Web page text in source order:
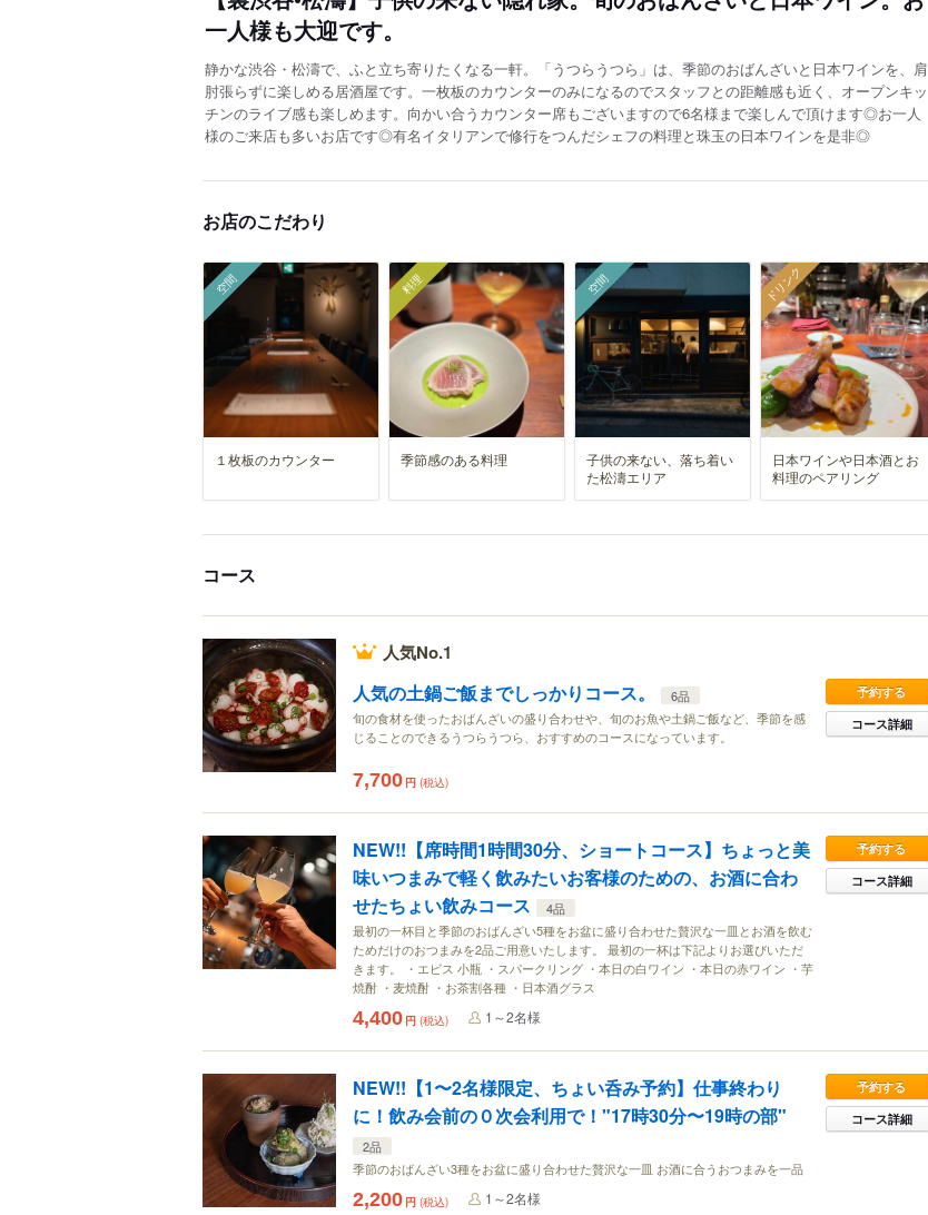
一人様も大迎です。
静かな渋谷・松濤で、ふと立ち寄りたくなる一軒。「うつらうつら」は、季節のおばんざいと日本ワインを、肩
肘張らずに楽しめる居酒屋です。一枚板のカウンターのみになるのでスタッフとの距離感も近く、オープンキッ
チンのライブ感も楽しめます。向かい合うカウンター席もございますので6名様まで楽しんで頂けます◎お一人
様のご来店も多いお店です◎有名イタリアンで修行をつんだシェフの料理と珠玉の日本ワインを是非◎
お店のこだわり
空間
１枚板のカウンター
料理
季節感のある料理
空間
子供の来ない、落ち着い
た松濤エリア
ドリンク
日本ワインや日本酒とお
料理のペアリング
コース
人気No.1
人気の土鍋ご飯までしっかりコース。
6品
旬の食材を使ったおばんざいの盛り合わせや、旬のお魚や土鍋ご飯など、季節を感
じることのできるうつらうつら、おすすめのコースになっています。
予約する
コース詳細
7,700 円 (税込)
NEW!!【席時間1時間30分、ショートコース】ちょっと美
味いつまみで軽く飲みたいお客様のための、お酒に合わ
せたちょい飲みコース
4品
最初の一杯目と季節のおばんざい5種をお盆に盛り合わせた贅沢な一皿とお酒を飲む
ためだけのおつまみを2品ご用意いたします。 最初の一杯は下記よりお選びいただ
きます。 ・エビス 小瓶 ・スパークリング ・本日の白ワイン ・本日の赤ワイン ・芋
焼酎 ・麦焼酎 ・お茶割各種 ・日本酒グラス
予約する
コース詳細
4,400 円 (税込) 1～2名様
NEW!!【1〜2名様限定、ちょい呑み予約】仕事終わり
に！飲み会前の０次会利用で！"17時30分〜19時の部"
2品
季節のおばんざい3種をお盆に盛り合わせた贅沢な一皿 お酒に合うおつまみを一品
予約する
コース詳細
2,200 円 (税込) 1～2名様